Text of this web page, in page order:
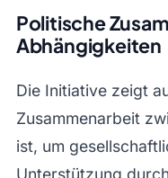
Politische
Abhängigkeiten
Die Initiative zeigt
Zusammenarbeit
ist, um